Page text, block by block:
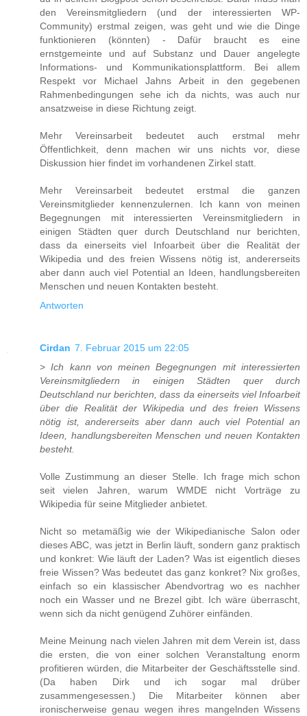
den Vereinsmitgliedern (und der interessierten WP-
Community) erstmal zeigen, was geht und wie die Dinge
funktionieren (könnten) - Dafür braucht es eine
ernstgemeinte und auf Substanz und Dauer angelegte
Informations- und Kommunikationsplattform. Bei allem
Respekt vor Michael Jahns Arbeit in den gegebenen
Rahmenbedingungen sehe ich da nichts, was auch nur
ansatzweise in diese Richtung zeigt.
Mehr Vereinsarbeit bedeutet auch erstmal mehr
Öffentlichkeit, denn machen wir uns nichts vor, diese
Diskussion hier findet im vorhandenen Zirkel statt.
Mehr Vereinsarbeit bedeutet erstmal die ganzen
Vereinsmitglieder kennenzulernen. Ich kann von meinen
Begegnungen mit interessierten Vereinsmitgliedern in
einigen Städten quer durch Deutschland nur berichten,
dass da einerseits viel Infoarbeit über die Realität der
Wikipedia und des freien Wissens nötig ist, andererseits
aber dann auch viel Potential an Ideen, handlungsbereiten
Menschen und neuen Kontakten besteht.
Antworten
Cirdan 7. Februar 2015 um 22:05
>Ich kann von meinen Begegnungen mit interessierten
Vereinsmitgliedern in einigen Städten quer durch
Deutschland nur berichten, dass da einerseits viel Infoarbeit
über die Realität der Wikipedia und des freien Wissens
nötig ist, andererseits aber dann auch viel Potential an
Ideen, handlungsbereiten Menschen und neuen Kontakten
besteht.
Volle Zustimmung an dieser Stelle. Ich frage mich schon
seit vielen Jahren, warum WMDE nicht Vorträge zu
Wikipedia für seine Mitglieder anbietet.
Nicht so metamäßig wie der Wikipedianische Salon oder
dieses ABC, was jetzt in Berlin läuft, sondern ganz praktisch
und konkret: Wie läuft der Laden? Was ist eigentlich dieses
freie Wissen? Was bedeutet das ganz konkret? Nix großes,
einfach so ein klassischer Abendvortrag wo es nachher
noch ein Wasser und ne Brezel gibt. Ich wäre überrascht,
wenn sich da nicht genügend Zuhörer einfänden.
Meine Meinung nach vielen Jahren mit dem Verein ist, dass
die ersten, die von einer solchen Veranstaltung enorm
profitieren würden, die Mitarbeiter der Geschäftsstelle sind.
(Da haben Dirk und ich sogar mal drüber
zusammengesessen.) Die Mitarbeiter können aber
ironischerweise genau wegen ihres mangelnden Wissens